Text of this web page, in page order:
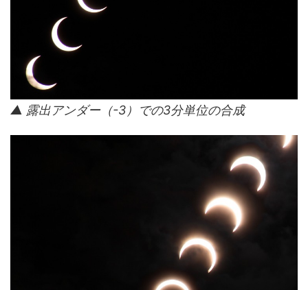
▲ 露出アンダー（-3）での3分単位の合成